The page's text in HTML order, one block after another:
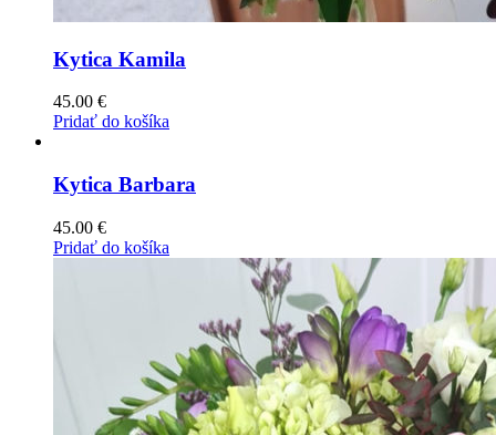
Kytica Kamila
45.00 €
Pridať do košíka
Kytica Barbara
45.00 €
Pridať do košíka